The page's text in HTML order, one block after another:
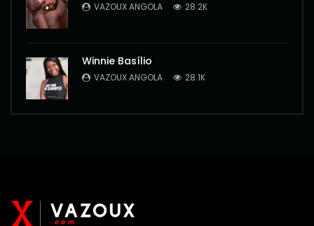
VAZOUX ANGOLA 28.2K
Winnie Basílio
VAZOUX ANGOLA 28.1K